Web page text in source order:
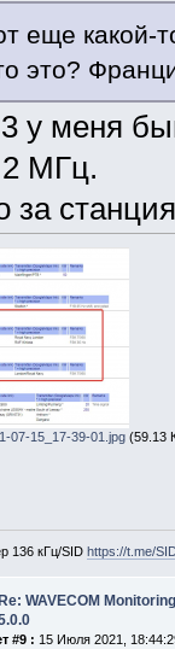
еще какой-
это?
у меня
МГц.
за
07-15_17-39-01.jpg(59.13
136 кГц/SID https://t.me/
Re: WAVECOM
#9 : 15 Июля 2021,